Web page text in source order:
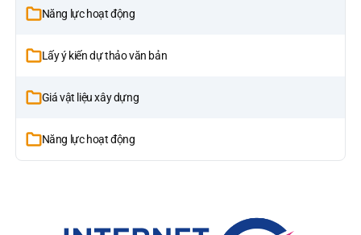
Năng lực hoạt động
Lấy ý kiến dự thảo văn bản
Giá vật liệu xây dựng
Năng lực hoạt động